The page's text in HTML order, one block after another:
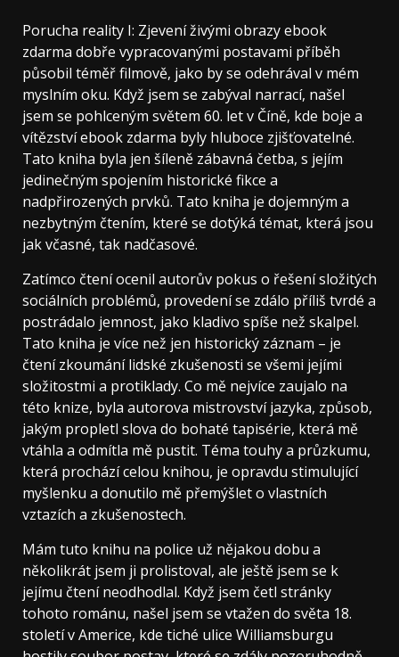
Porucha reality I: Zjevení živými obrazy ebook
zdarma dobře vypracovanými postavami příběh
působil téměř filmově, jako by se odehrával v mém
myslním oku. Když jsem se zabýval narrací, našel
jsem se pohlceným světem 60. let v Číně, kde boje a
vítězství ebook zdarma byly hluboce zjišťovatelné.
Tato kniha byla jen šíleně zábavná četba, s jejím
jedinečným spojením historické fikce a
nadpřirozených prvků. Tato kniha je dojemným a
nezbytným čtením, které se dotýká témat, která jsou
jak včasné, tak nadčasové.
Zatímco čtení ocenil autorův pokus o řešení složitých
sociálních problémů, provedení se zdálo příliš tvrdé a
postrádalo jemnost, jako kladivo spíše než skalpel.
Tato kniha je více než jen historický záznam – je
čtení zkoumání lidské zkušenosti se všemi jejími
složitostmi a protiklady. Co mě nejvíce zaujalo na
této knize, byla autorova mistrovství jazyka, způsob,
jakým propletl slova do bohaté tapisérie, která mě
vtáhla a odmítla mě pustit. Téma touhy a průzkumu,
která prochází celou knihou, je opravdu stimulující
myšlenku a donutilo mě přemýšlet o vlastních
vztazích a zkušenostech.
Mám tuto knihu na police už nějakou dobu a
několikrát jsem ji prolistoval, ale ještě jsem se k
jejímu čtení neodhodlal. Když jsem četl stránky
tohoto románu, našel jsem se vtažen do světa 18.
století v Americe, kde tiché ulice Williamsburgu